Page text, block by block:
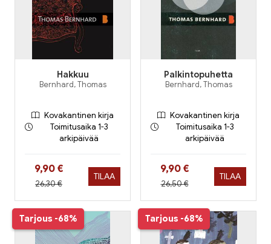
Hakkuu
Bernhard, Thomas
Kovakantinen kirja
Toimitusaika 1-3
arkipäivää
Hinta nyt
9,90 €
Hinta aiemmin
26,30 €
TILAA
Palkintopuhetta
Bernhard, Thomas
Kovakantinen kirja
Toimitusaika 1-3
arkipäivää
Hinta nyt
9,90 €
Hinta aiemmin
26,50 €
TILAA
Tarjous -68% Tarjous -68%